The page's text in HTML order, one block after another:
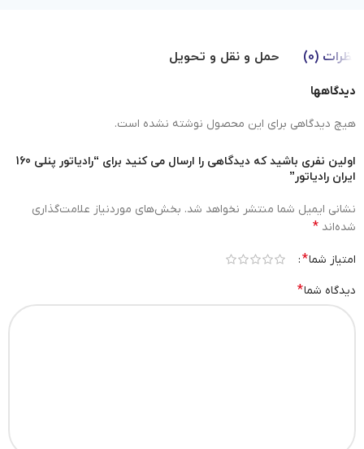
نظرات (0) حمل و نقل و تحویل
دیدگاهها
هیچ دیدگاهی برای این محصول نوشته نشده است.
اولین نفری باشید که دیدگاهی را ارسال می کنید برای “رادیاتور پنلی 160
ایران رادیاتور”
نشانی ایمیل شما منتشر نخواهد شد. بخش‌های موردنیاز علامت‌گذاری
شده‌اند*
امتیاز شما*
دیدگاه شما*